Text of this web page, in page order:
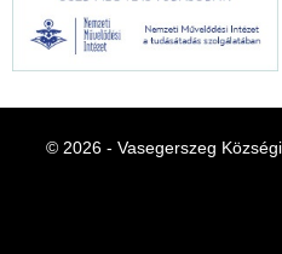
© 2026 - Vasegerszeg